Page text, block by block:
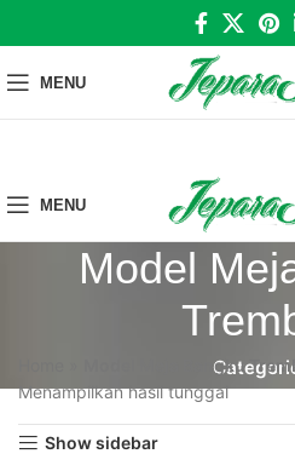
MENU
MENU
Model
Model Meja Bangku
Menampilkan hasil tunggal
Show sidebar